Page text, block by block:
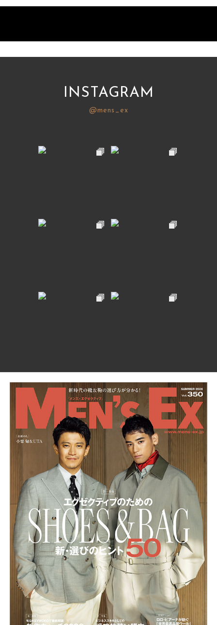
INSTAGRAM
@mens_ex